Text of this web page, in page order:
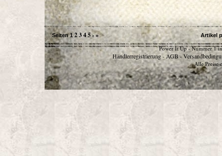
Seiten 1 2345›» Artikel
Power It Up - Nummer 1
Händlerregistrierung - AGB -
Alle Preise